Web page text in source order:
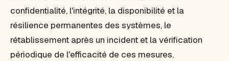
confidentialité, l'intégrité, la disponibilité et la
résilience permanentes des systèmes, le
rétablissement après un incident et la vérification
périodique de l'efficacité de ces mesures.